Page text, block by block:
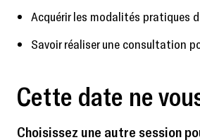
Cette date ne
Choisissez une autre session
Acquérir les modalités pratiques
Savoir réaliser une consultation